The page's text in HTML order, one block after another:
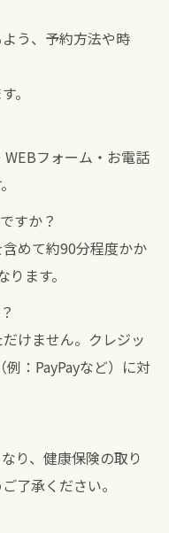
う、予約方法や時
。
フォーム・お電話
すか？
めて約90分程度かか
ます。
けません。クレジッ
：PayPayなど）に対
り、健康保険の取り
了承ください。